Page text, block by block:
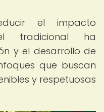
el impacto
tradicional ha
y el desarrollo de
que buscan
y respetuosas